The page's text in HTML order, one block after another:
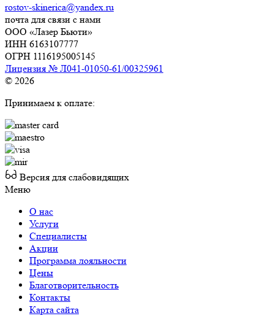
rostov-skinerica@yandex.ru
почта для связи с нами
ООО «Лазер Бьюти»
ИНН 6163107777
ОГРН 1116195005145
Лицензия № Л041-01050-61/00325961
© 2026
Принимаем к оплате:
Версия для слабовидящих
Меню
О нас
Услуги
Специалисты
Акции
Программа лояльности
Цены
Благотворительность
Контакты
Карта сайта